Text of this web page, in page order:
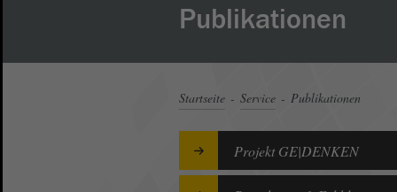
Publikationen
Startseite Service Publikationen
Projekt GE|DENKEN